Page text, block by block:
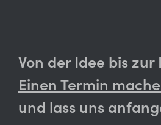
Von der Idee bis zur
Einen Termin
und lass uns